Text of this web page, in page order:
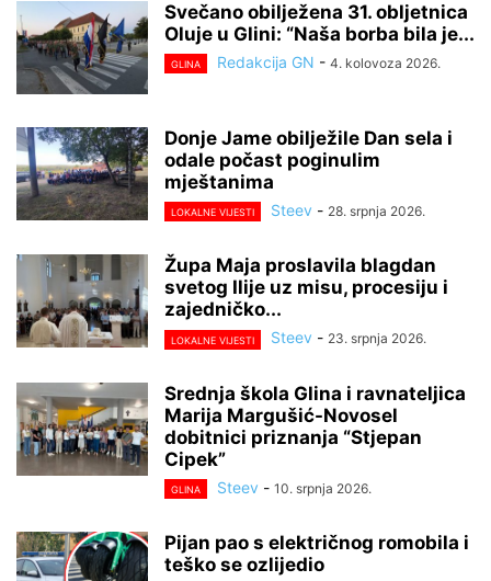
Svečano obilježena 31. obljetnica
Oluje u Glini: “Naša borba bila je...
GLINA Redakcija GN - 4. kolovoza 2026.
Donje Jame obilježile Dan sela i
odale počast poginulim
mještanima
LOKALNE VIJESTI Steev - 28. srpnja 2026.
Župa Maja proslavila blagdan
svetog Ilije uz misu, procesiju i
zajedničko...
LOKALNE VIJESTI Steev - 23. srpnja 2026.
Srednja škola Glina i ravnateljica
Marija Margušić-Novosel
dobitnici priznanja “Stjepan
Cipek”
GLINA Steev - 10. srpnja 2026.
Pijan pao s električnog romobila i
teško se ozlijedio